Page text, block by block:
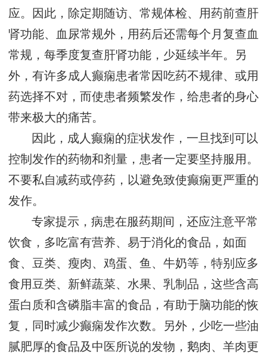
应。因此，除定期随访、常规体检、用药前查肝
肾功能、血尿常规外，用药后还需每个月复查血
常规，每季度复查肝肾功能，少延续半年。另
外，有许多成人癫痫患者常因吃药不规律、或用
药选择不对，而使患者频繁发作，给患者的身心
带来极大的痛苦。
因此，成人癫痫的症状发作，一旦找到可以
控制发作的药物和剂量，患者一定要坚持服用。
不要私自减药或停药，以避免致使癫痫更严重的
发作。
专家提示，病患在服药期间，还应注意平常
饮食，多吃富有营养、易于消化的食品，如面
食、豆类、瘦肉、鸡蛋、鱼、牛奶等，特别应多
食用豆类、新鲜蔬菜、水果、乳制品，这些含高
蛋白质和含磷脂丰富的食品，有助于脑功能的恢
复，同时减少癫痫发作次数。另外，少吃一些油
腻肥厚的食品及中医所说的发物，鹅肉、羊肉更